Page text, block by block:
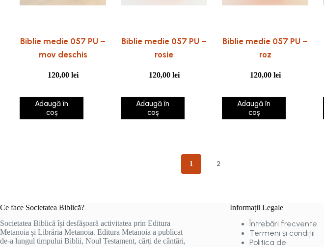
Biblie medie 057 PU –
mov deschis
120,00 lei
Adaugă în
coș
Biblie medie 057 PU –
rosie
120,00 lei
Adaugă în
coș
Biblie medie 057 PU –
roz
120,00 lei
Adaugă în
coș
1 2
Ce face Societatea Biblică?
Societatea Biblică își desfășoară activitatea prin Editura
Metanoia și Librăria Metanoia. Editura Metanoia a publicat
de-a lungul timpului Biblii, Noul Testament, cărți de cântări,
Informații Legale
Întrebări frecvente
Termeni și condiții
Politica de